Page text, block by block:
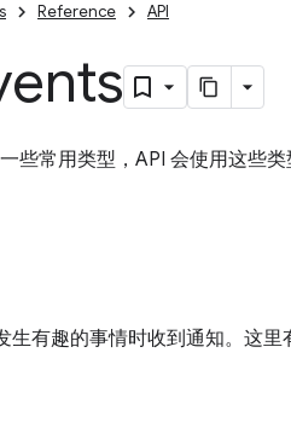
Reference API
些常用类型，API 会使用这些
生有趣的事情时收到通知。这里